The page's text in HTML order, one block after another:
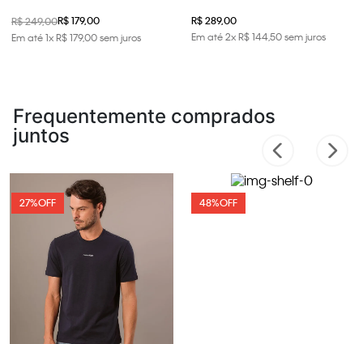
R$ 249,00R$ 179,00
Em até1xR$179,00sem juros
R$ 289,00
Em até2xR$14450sem juros
Frequentemente comprados
juntos
27%OFF 48%OFF